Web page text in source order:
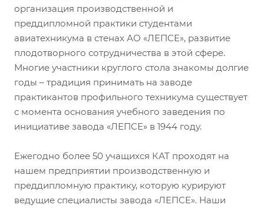
организация производственной и
преддипломной практики студентами
авиатехникума в стенах АО «ЛЕПСЕ», развитие
плодотворного сотрудничества в этой сфере.
Многие участники круглого стола знакомы долгие
годы – традиция принимать на заводе
практикантов профильного техникума существует
с момента основания учебного заведения по
инициативе завода «ЛЕПСЕ» в 1944 году.
Ежегодно более 50 учащихся КАТ проходят на
нашем предприятии производственную и
преддипломную практику, которую курируют
ведущие специалисты завода «ЛЕПСЕ». Наши